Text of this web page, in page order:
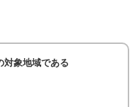
対象地域である